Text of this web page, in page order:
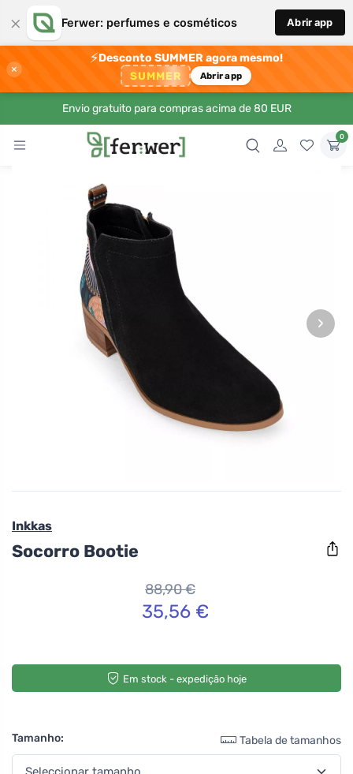
× Ferwer: perfumes e cosméticos Abrir app
×
⚡Desconto SUMMER agora mesmo!
SUMMER Abrir app
Envio gratuito para compras acima de 80 EUR
0
›
Inkkas
Socorro Bootie
88,90 €
35,56 €
Em stock - expedição hoje
Tamanho: Tabela de tamanhos